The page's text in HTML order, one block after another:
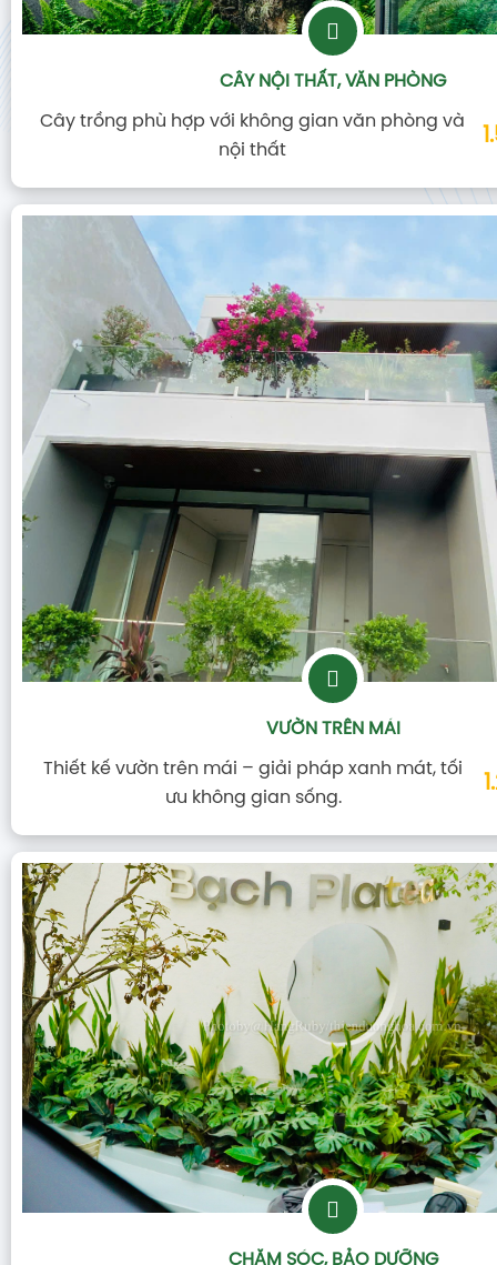
CÂY NỘI THẤT, VĂN PHÒNG
Cây trồng phù hợp với không gian văn phòng và
nội thất
VƯỜN TRÊN MÁI
Thiết kế vườn trên mái – giải pháp xanh mát, tối
ưu không gian sống.
CHĂM SÓC, BẢO DƯỠNG